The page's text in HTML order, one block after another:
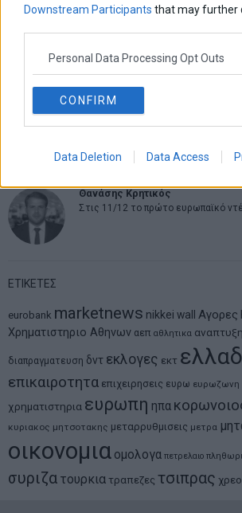
Downstream Participants that may further
Personal Data Processing Opt Outs
CONFIRM
Data Deletion Data Access
Από την αποθέωση στην
ψάχνει τον επόμενο Μεσσία
Θανάσης Κρητικός
Στις 11/12 το πρώτο ευρωπαϊκό
ΕΤΙΚΕΤΕΣ
eurobank marketnews nikkei wall Αγορες
Χρηματιστηριο Αθηνων αεπ αθλητικα αναπτυξη
διαπραγματευση δντ εκλογες εκτ
επικαιροτητα επιχειρησεις ευρω ευρωζωνη
χρηματιστηρια ευρωπη ηπα
κυριακος μητσοτακης μεταρρυθμισεις μετρα
οικονομια ομολογα πετρελαιο
συριζα τουρκια τραπεζες τσιπρας